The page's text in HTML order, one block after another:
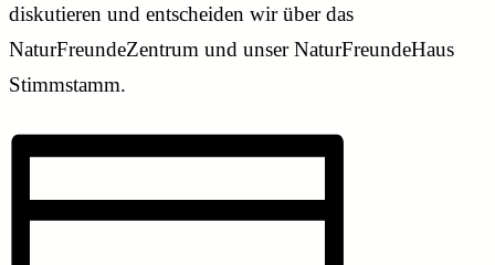
diskutieren und entscheiden wir über das
NaturFreundeZentrum und unser NaturFreundeHaus
Stimmstamm.